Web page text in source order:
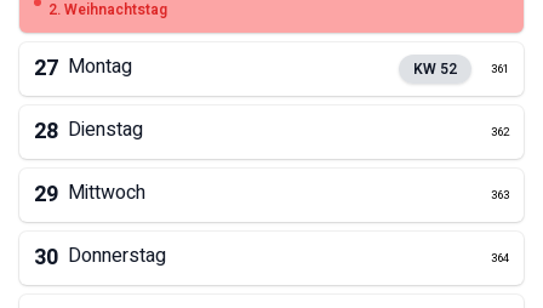
2. Weihnachtstag
27 Montag KW 52 361
28 Dienstag 362
29 Mittwoch 363
30 Donnerstag 364